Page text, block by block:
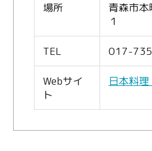
場所
青森市本
１
TEL 017-
Webサイ
ト
日本料